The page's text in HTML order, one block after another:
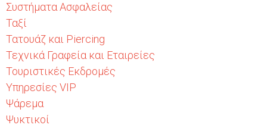
Συστήματα Ασφαλείας
Ταξί
Τατουάζ και Piercing
Τεχνικά Γραφεία και Εταιρείες
Τουριστικές Εκδρομές
Υπηρεσίες VIP
Ψάρεμα
Ψυκτικοί